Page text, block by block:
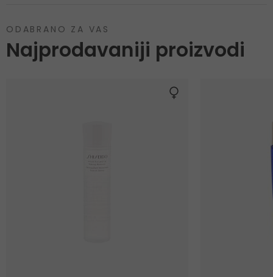
ODABRANO ZA VAS
Najprodavaniji proizvodi